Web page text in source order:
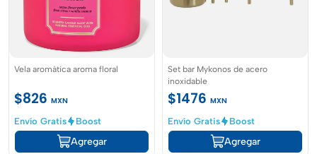
Vela aromática aroma floral
$826 MXN
Envío Gratis
Boost
Agregar
Set bar Mykonos de acero
inoxidable
$1476 MXN
Envío Gratis
Boost
Agregar